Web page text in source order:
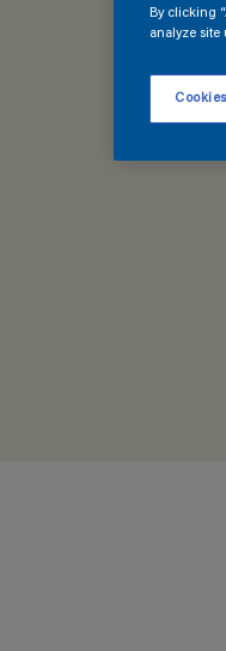
By clicking
analyze site